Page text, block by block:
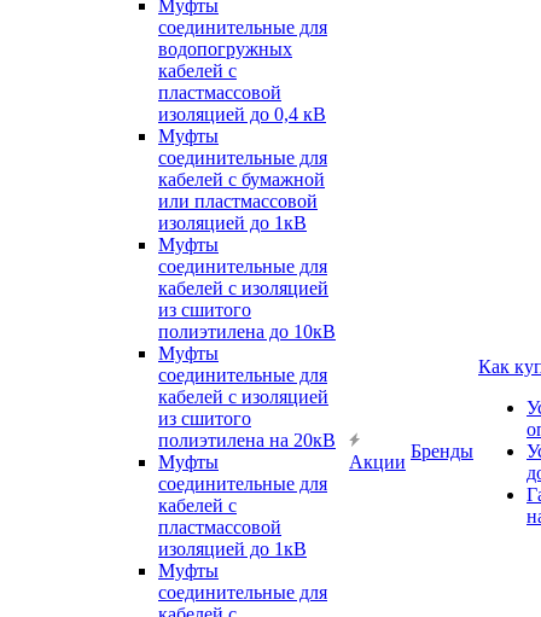
Муфты
соединительные для
водопогружных
кабелей с
пластмассовой
изоляцией до 0,4 кВ
Муфты
соединительные для
кабелей с бумажной
или пластмассовой
изоляцией до 1кВ
Муфты
соединительные для
кабелей с изоляцией
из сшитого
полиэтилена до 10кВ
Муфты
соединительные для
кабелей с изоляцией
из сшитого
полиэтилена на 20кВ
Муфты
соединительные для
кабелей с
пластмассовой
изоляцией до 1кВ
Муфты
соединительные для
Акции
Бренды
Как